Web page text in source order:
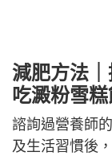
減肥方法
吃澱粉雪
諮詢過營養師
及生活習慣後